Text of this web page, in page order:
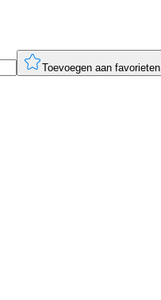
Toevoegen aan favorieten